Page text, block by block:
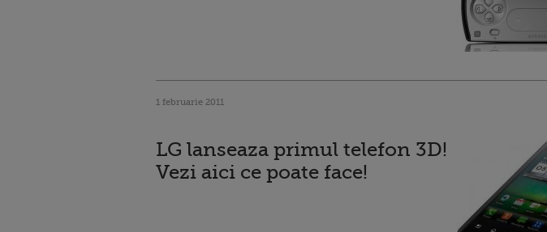
1 februarie 2011
LG lanseaza primul telefon 3D!
Vezi aici ce poate face!